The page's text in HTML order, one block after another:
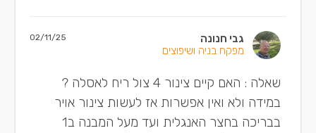
גבי חנונה
מפקח בניה ושיפוצים
02/11/25
שאלה : האם קיים צינור 4 צול ריח לאסלה ?
במידה ולא ואין אפשרות אז לעשות צינור אויר
בבריכה בחצר האנגלית ועד מעל המבנה ב1